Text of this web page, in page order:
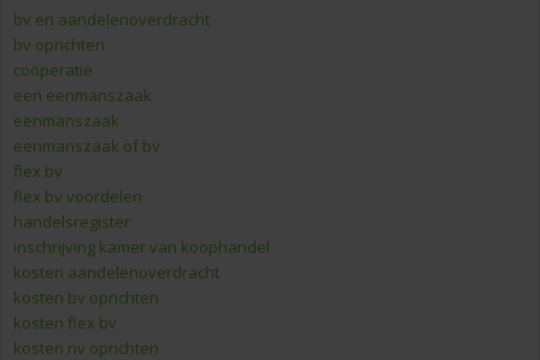
bv en aandelenoverdracht
bv oprichten
coöperatie
een eenmanszaak
eenmanszaak
eenmanszaak of bv
flex bv
flex bv voordelen
handelsregister
inschrijving kamer van koophandel
kosten aandelenoverdracht
kosten bv oprichten
kosten flex bv
kosten nv oprichten